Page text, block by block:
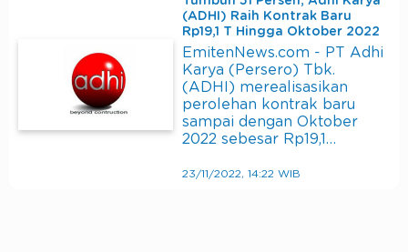
(ADHI) Raih Kontrak Baru
Rp19,1 T Hingga Oktober 2022
EmitenNews.com - PT Adhi
Karya (Persero) Tbk.
(ADHI) merealisasikan
perolehan kontrak baru
sampai dengan Oktober
2022 sebesar Rp19,1…
23/11/2022, 14:22 WIB